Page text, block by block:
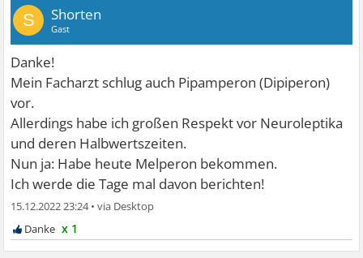
S Shorten
Gast
Danke!
Mein Facharzt schlug auch Pipamperon (Dipiperon)
vor.
Allerdings habe ich großen Respekt vor Neuroleptika
und deren Halbwertszeiten.
Nun ja: Habe heute Melperon bekommen.
Ich werde die Tage mal davon berichten!
15.12.2022 23:24•
x 1